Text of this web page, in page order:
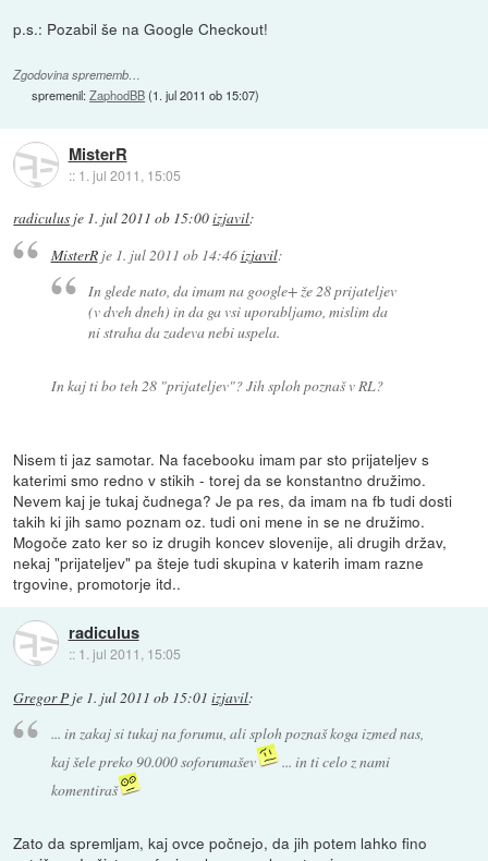
p.s.: Pozabil še na Google Checkout!
Zgodovina sprememb…
spremenil:ZaphodBB(1. jul 2011 ob 15:07)
MisterR
:: 1. jul 2011, 15:05
radiculus je 1. jul 2011 ob 15:00izjavil:
MisterRje 1. jul 2011 ob 14:46izjavil:
In glede nato, da imam na google+ že 28 prijateljev
(v dveh dneh) in da ga vsi uporabljamo, mislim da
ni straha da zadeva nebi uspela.
In kaj ti bo teh 28 "prijateljev"? Jih sploh poznaš v RL?
Nisem ti jaz samotar. Na facebooku imam par sto prijateljev s
katerimi smo redno v stikih - torej da se konstantno družimo.
Nevem kaj je tukaj čudnega? Je pa res, da imam na fb tudi dosti
takih ki jih samo poznam oz. tudi oni mene in se ne družimo.
Mogoče zato ker so iz drugih koncev slovenije, ali drugih držav,
nekaj "prijateljev" pa šteje tudi skupina v katerih imam razne
trgovine, promotorje itd..
radiculus
:: 1. jul 2011, 15:05
Gregor P je 1. jul 2011 ob 15:01 izjavil:
... in zakaj si tukaj na forumu, ali sploh poznaš koga izmed nas,
kaj šele preko 90.000 soforumašev
... in ti celo z nami
komentiraš
Zato da spremljam, kaj ovce počnejo, da jih potem lahko fino